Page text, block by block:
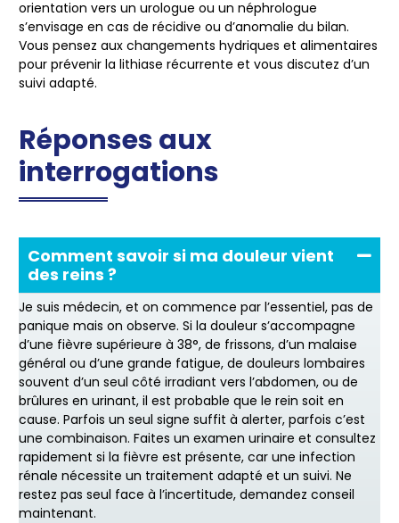
orientation vers un urologue ou un néphrologue
s’envisage en cas de récidive ou d’anomalie du bilan.
Vous pensez aux changements hydriques et alimentaires
pour prévenir la lithiase récurrente et vous discutez d’un
suivi adapté.
Réponses aux
interrogations
Comment savoir si ma douleur vient
des reins ?
Je suis médecin, et on commence par l’essentiel, pas de
panique mais on observe. Si la douleur s’accompagne
d’une fièvre supérieure à 38°, de frissons, d’un malaise
général ou d’une grande fatigue, de douleurs lombaires
souvent d’un seul côté irradiant vers l’abdomen, ou de
brûlures en urinant, il est probable que le rein soit en
cause. Parfois un seul signe suffit à alerter, parfois c’est
une combinaison. Faites un examen urinaire et consultez
rapidement si la fièvre est présente, car une infection
rénale nécessite un traitement adapté et un suivi. Ne
restez pas seul face à l’incertitude, demandez conseil
maintenant.